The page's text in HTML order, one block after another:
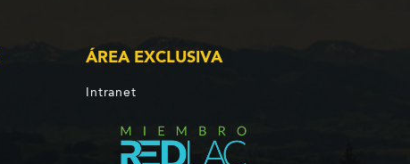
ÁREA EXCLUSIVA
Intranet